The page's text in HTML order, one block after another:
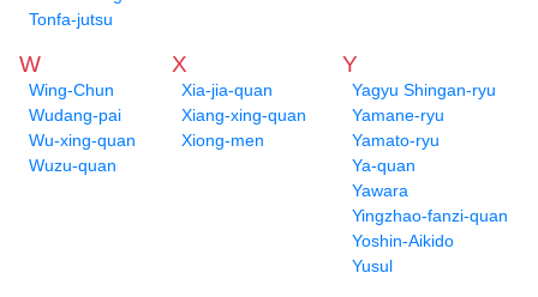
Tonfa-jutsu
W
Wing-Chun
Wudang-pai
Wu-xing-quan
Wuzu-quan
X
Xia-jia-quan
Xiang-xing-quan
Xiong-men
Y
Yagyu Shingan-ryu
Yamane-ryu
Yamato-ryu
Ya-quan
Yawara
Yingzhao-fanzi-quan
Yoshin-Aikido
Yusul